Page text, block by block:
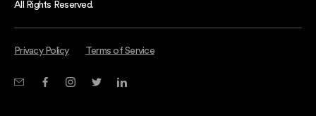
All Rights Reserved.
Privacy Policy Terms of Service